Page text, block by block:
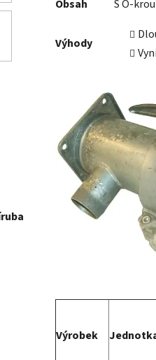
Obsah
S O-
Výhody
Výrobek